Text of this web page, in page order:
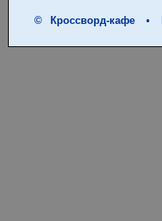
© Кроссворд-кафе •